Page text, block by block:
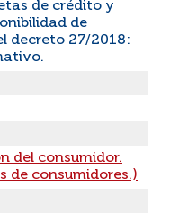
de crédito y
de
decreto 27/2018:
del consumidor.
de consumidores.)